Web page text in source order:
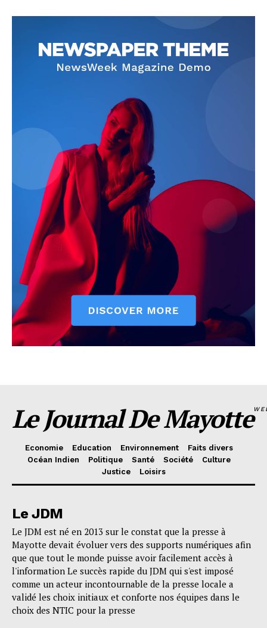
Le Journal De Mayotte
Economie Education Environnement
Faits divers
Océan Indien
Politique Santé Société
Culture
Justice
Loisirs
Le JDM
Le JDM est né en 2013 sur le constat que la presse à
Mayotte devait évoluer vers des supports numériques afin
que que tout le monde puisse avoir facilement accès à
l'information Le succès rapide du JDM qui s'est imposé
comme un acteur incontournable de la presse locale a
validé les choix initiaux et conforte nos équipes dans le
choix des NTIC pour la presse